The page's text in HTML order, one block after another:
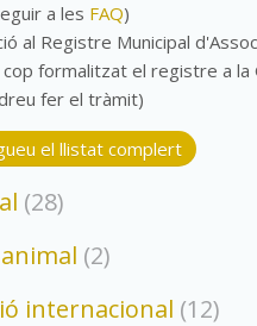
a les FAQ)
al Registre Municipal
cop formalitzat el registre a
fer el tràmit)
el llistat complert
(28)
(2)
internacional (12)